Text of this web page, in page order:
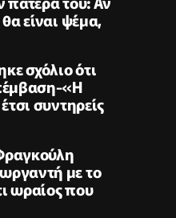
είναι ψέμα,
σχόλιο ότι
«Η
συντηρείς
με το
ωραίος που